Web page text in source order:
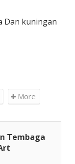
Dan kuningan
More
Tembaga